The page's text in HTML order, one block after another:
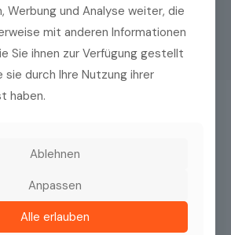
Werbung und Analyse weiter, die
mit anderen Informationen
Sie ihnen zur Verfügung gestellt
sie durch Ihre Nutzung ihrer
haben.
Ablehnen
Anpassen
Alle erlauben